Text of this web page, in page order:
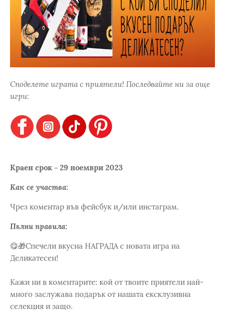
Споделете играта с приятели! Последвайте ни за още
игри:
Краен срок - 29 ноември 2023
Как се участва:
Чрез коментар във фейсбук и/или инстаграм.
Пълни правила:
😋🎁Спечели вкусна НАГРАДА с новата игра на
Деликатесен!
Кажи ни в коментарите: кой от твоите приятели най-
много заслужава подарък от нашата ексклузивна
селекция и защо.